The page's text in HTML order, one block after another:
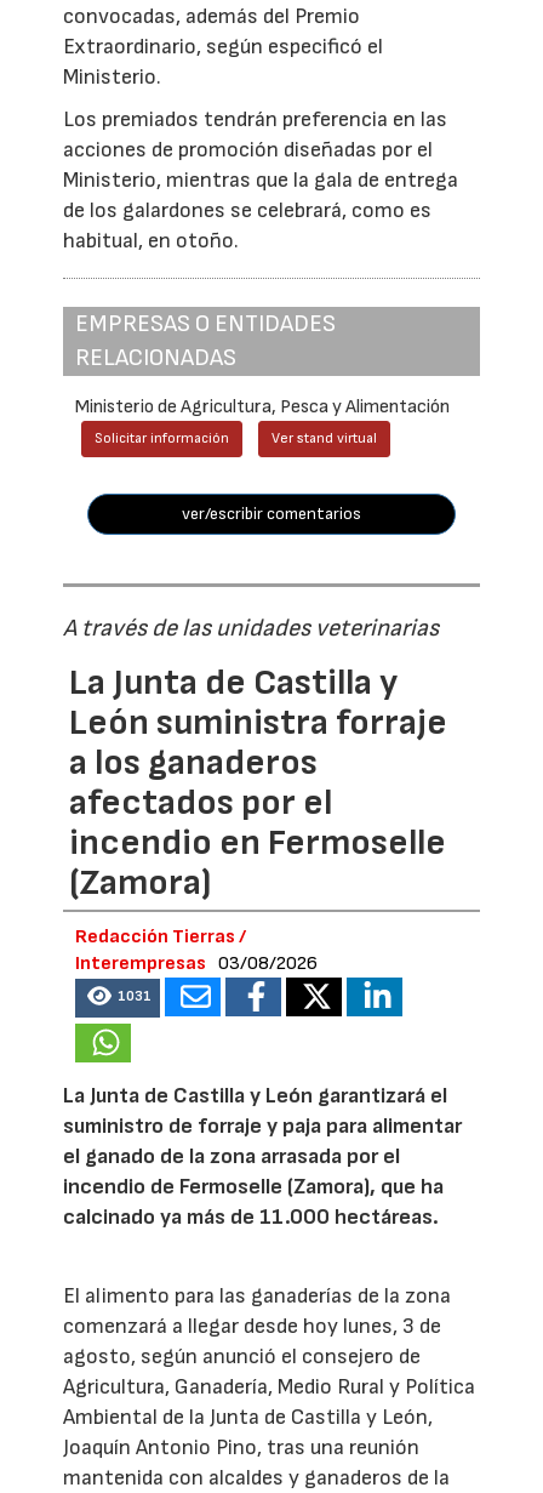
convocadas, además del Premio
Extraordinario, según especificó el
Ministerio.
Los premiados tendrán preferencia en las
acciones de promoción diseñadas por el
Ministerio, mientras que la gala de entrega
de los galardones se celebrará, como es
habitual, en otoño.
EMPRESAS O ENTIDADES
RELACIONADAS
Ministerio de Agricultura, Pesca y Alimentación
Solicitar información Ver stand virtual
ver/escribir comentarios
A través de las unidades veterinarias
La Junta de Castilla y
León suministra forraje
a los ganaderos
afectados por el
incendio en Fermoselle
(Zamora)
Redacción Tierras /
Interempresas
03/08/2026
1031
La Junta de Castilla y León garantizará el
suministro de forraje y paja para alimentar
el ganado de la zona arrasada por el
incendio de Fermoselle (Zamora), que ha
calcinado ya más de 11.000 hectáreas.
El alimento para las ganaderías de la zona
comenzará a llegar desde hoy lunes, 3 de
agosto, según anunció el consejero de
Agricultura, Ganadería, Medio Rural y Política
Ambiental de la Junta de Castilla y León,
Joaquín Antonio Pino, tras una reunión
mantenida con alcaldes y ganaderos de la